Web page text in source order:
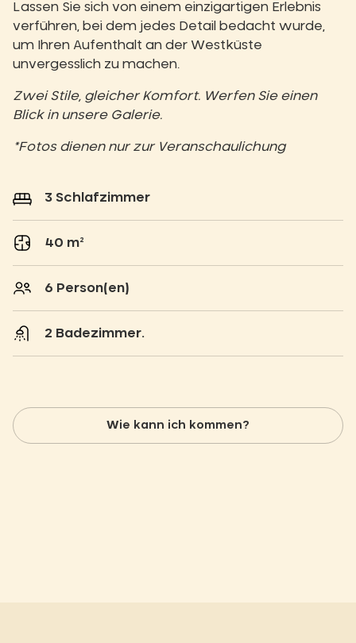
Lassen Sie sich von einem einzigartigen Erlebnis
verführen, bei dem jedes Detail bedacht wurde,
um Ihren Aufenthalt an der Westküste
unvergesslich zu machen.
Zwei Stile, gleicher Komfort. Werfen Sie einen
Blick in unsere Galerie.
*Fotos dienen nur zur Veranschaulichung
3 Schlafzimmer
40 m²
6 Person(en)
2 Badezimmer.
Wie kann ich kommen?